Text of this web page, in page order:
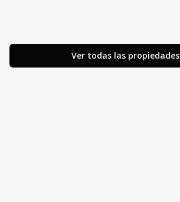
Ver todas las propiedades